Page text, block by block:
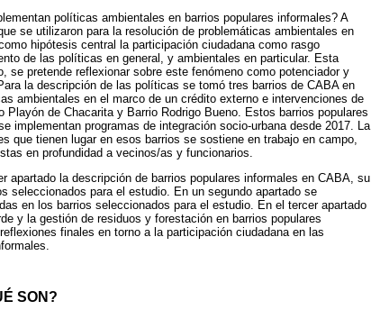
políticas ambientales en barrios populares informales? A
se utilizaron para la resolución de problemáticas ambientales en
hipótesis central la participación ciudadana como rasgo
de las políticas en general, y ambientales en particular. Esta
pretende reflexionar sobre este fenómeno como potenciador y
la descripción de las políticas se tomó tres barrios de CABA en
ambientales en el marco de un crédito externo e intervenciones de
de Chacarita y Barrio Rodrigo Bueno. Estos barrios populares
implementan programas de integración socio-urbana desde 2017. La
que tienen lugar en esos barrios se sostiene en trabajo en campo,
en profundidad a vecinos/as y funcionarios.
apartado la descripción de barrios populares informales en CABA, su
seleccionados para el estudio. En un segundo apartado se
en los barrios seleccionados para el estudio. En el tercer apartado
y la gestión de residuos y forestación en barrios populares
finales en torno a la participación ciudadana en las
SON?